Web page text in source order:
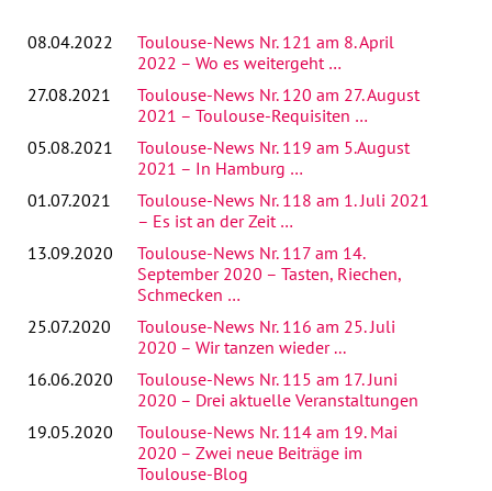
08.04.2022
Toulouse-News Nr. 121 am 8. April
2022 – Wo es weitergeht …
27.08.2021
Toulouse-News Nr. 120 am 27. August
2021 – Toulouse-Requisiten …
05.08.2021
Toulouse-News Nr. 119 am 5.August
2021 – In Hamburg …
01.07.2021
Toulouse-News Nr. 118 am 1. Juli 2021
– Es ist an der Zeit …
13.09.2020
Toulouse-News Nr. 117 am 14.
September 2020 – Tasten, Riechen,
Schmecken …
25.07.2020
Toulouse-News Nr. 116 am 25. Juli
2020 – Wir tanzen wieder ...
16.06.2020
Toulouse-News Nr. 115 am 17. Juni
2020 – Drei aktuelle Veranstaltungen
19.05.2020
Toulouse-News Nr. 114 am 19. Mai
2020 – Zwei neue Beiträge im
Toulouse-Blog